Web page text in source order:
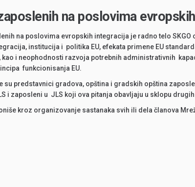
na poslovima
na poslovima evropskih integracija je radno telo
institucija i politika EU, efekata primene EU
kao i neophodnosti razvoja potrebnih administrativnih
funkcionisanja EU.
su predstavnici gradova, opština i gradskih opština
i zaposleni u JLS koji ova pitanja obavljaju u sklopu
kroz organizovanje sastanaka svih ili dela članova